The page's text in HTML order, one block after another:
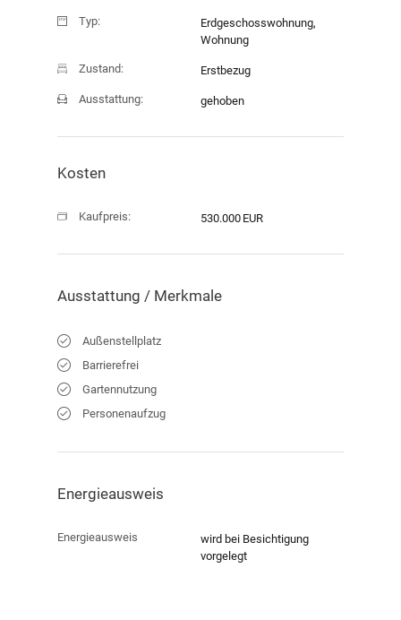
Verkauf
Objekt-ID: Haus 2 - Wohnung 2
Typ:
Erdgeschosswohnung,
Wohnung
Zustand: Erstbezug
Ausstattung: gehoben
Kosten
Kaufpreis: 530.000 EUR
Ausstattung / Merkmale
Außenstellplatz
Barrierefrei
Gartennutzung
Personenaufzug
Energieausweis
Energieausweis
wird bei Besichtigung
vorgelegt